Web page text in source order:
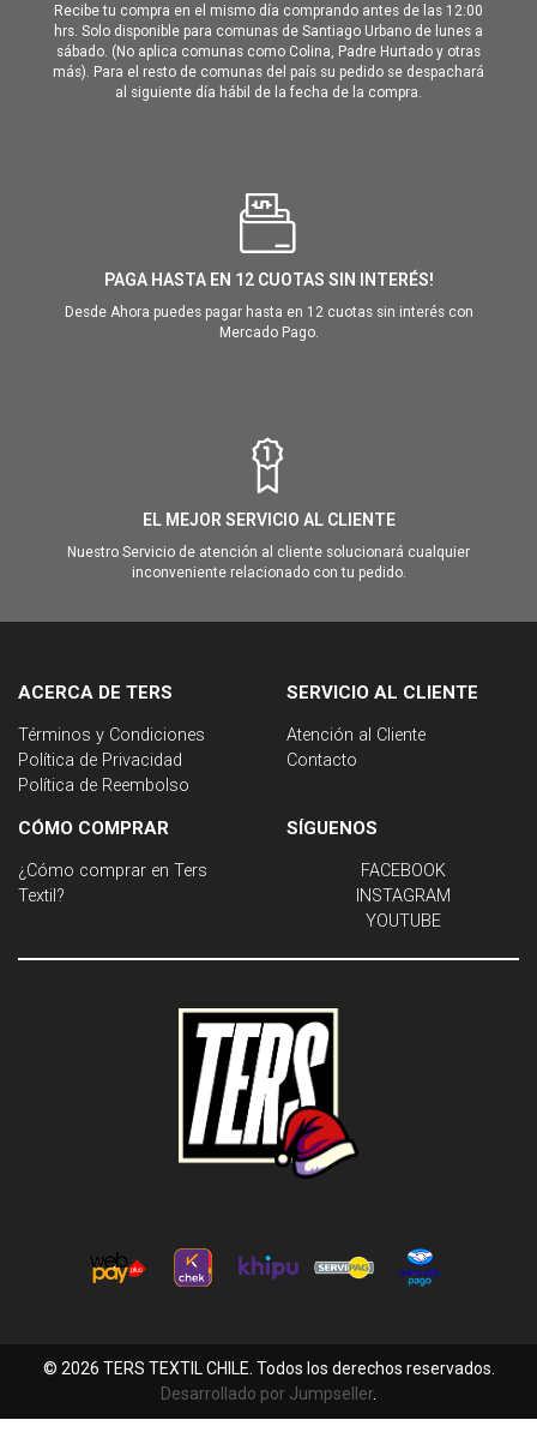
Recibe tu compra en el mismo día comprando antes de las 12:00
hrs. Solo disponible para comunas de Santiago Urbano de lunes a
sábado. (No aplica comunas como Colina, Padre Hurtado y otras
más). Para el resto de comunas del país su pedido se despachará
al siguiente día hábil de la fecha de la compra.
PAGA HASTA EN 12 CUOTAS SIN INTERÉS!
Desde Ahora puedes pagar hasta en 12 cuotas sin interés con
Mercado Pago.
EL MEJOR SERVICIO AL CLIENTE
Nuestro Servicio de atención al cliente solucionará cualquier
inconveniente relacionado con tu pedido.
ACERCA DE TERS
Términos y Condiciones
Política de Privacidad
Política de Reembolso
SERVICIO AL CLIENTE
Atención al Cliente
Contacto
CÓMO COMPRAR
¿Cómo comprar en Ters
Textil?
SÍGUENOS
FACEBOOK
INSTAGRAM
YOUTUBE
© 2026 TERS TEXTIL CHILE. Todos los derechos reservados.
Desarrollado por Jumpseller.